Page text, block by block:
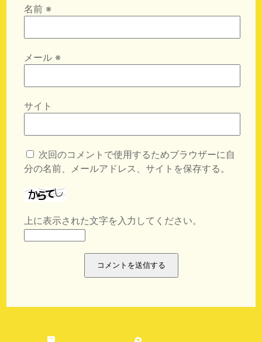
名前 ※
メール ※
サイト
次回のコメントで使用するためブラウザーに自
分の名前、メールアドレス、サイトを保存する。
上に表示された文字を入力してください。